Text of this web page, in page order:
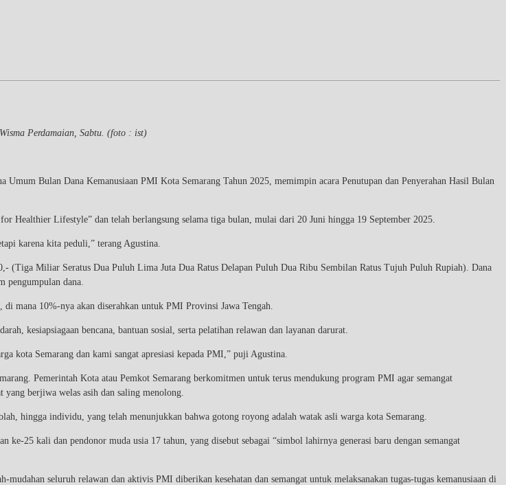
Perdamaian, Sabtu. (foto : ist)
Bulan Dana Kemanusiaan PMI Kota Semarang Tahun 2025, memimpin acara Penutupan dan Penyerahan Hasil Bulan
Healthier Lifestyle” dan telah berlangsung selama tiga bulan, mulai dari 20 Juni hingga 19 September 2025.
karena kita peduli,” terang Agustina.
(Tiga Miliar Seratus Dua Puluh Lima Juta Dua Ratus Delapan Puluh Dua Ribu Sembilan Ratus Tujuh Puluh Rupiah). Dana
pengumpulan dana.
mana 10%-nya akan diserahkan untuk PMI Provinsi Jawa Tengah.
kesiapsiagaan bencana, bantuan sosial, serta pelatihan relawan dan layanan darurat.
kota Semarang dan kami sangat apresiasi kepada PMI,” puji Agustina.
Pemerintah Kota atau Pemkot Semarang berkomitmen untuk terus mendukung program PMI agar semangat
yang berjiwa welas asih dan saling menolong.
hingga individu, yang telah menunjukkan bahwa gotong royong adalah watak asli warga kota Semarang.
ke-25 kali dan pendonor muda usia 17 tahun, yang disebut sebagai “simbol lahirnya generasi baru dengan semangat
seluruh relawan dan aktivis PMI diberikan kesehatan dan semangat untuk melaksanakan tugas-tugas kemanusiaan di